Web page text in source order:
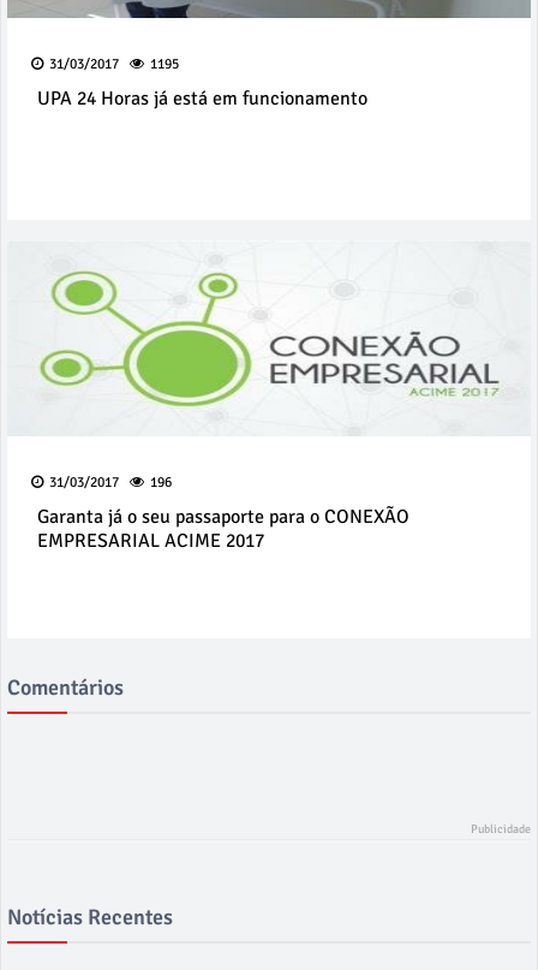
31/03/2017 1195
UPA 24 Horas já está em funcionamento
31/03/2017 196
Garanta já o seu passaporte para o CONEXÃO
EMPRESARIAL ACIME 2017
Comentários
Notícias Recentes